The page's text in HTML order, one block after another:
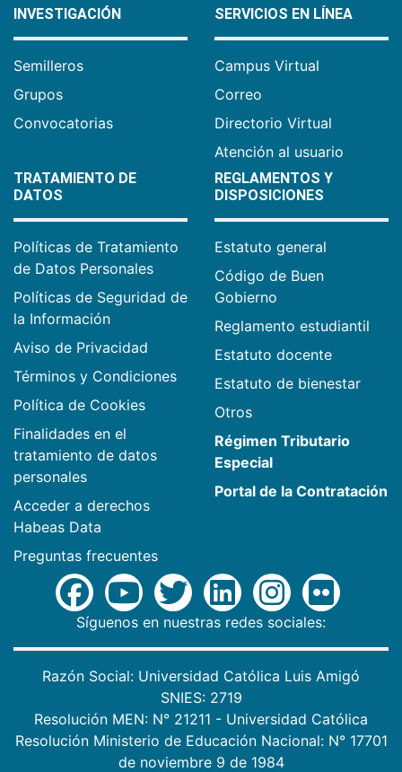
INVESTIGACIÓN
Semilleros
Grupos
Convocatorias
SERVICIOS EN LÍNEA
Campus Virtual
Correo
Directorio Virtual
Atención al usuario
TRATAMIENTO DE
DATOS
Políticas de Tratamiento
de Datos Personales
Políticas de Seguridad de
la Información
Aviso de Privacidad
Términos y Condiciones
Política de Cookies
Finalidades en el
tratamiento de datos
personales
Acceder a derechos
Habeas Data
Preguntas frecuentes
REGLAMENTOS Y
DISPOSICIONES
Estatuto general
Código de Buen
Gobierno
Reglamento estudiantil
Estatuto docente
Estatuto de bienestar
Otros
Régimen Tributario
Especial
Portal de la Contratación
Síguenos en nuestras redes sociales:
Razón Social: Universidad Católica Luis Amigó
SNIES: 2719
Resolución MEN: N° 21211 - Universidad Católica
Resolución Ministerio de Educación Nacional: N° 17701
de noviembre 9 de 1984